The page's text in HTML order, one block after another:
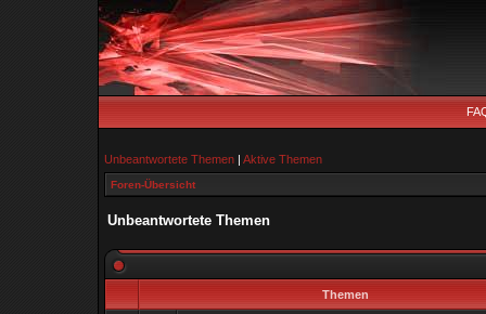
Unbeantwortete Themen | Aktive Themen
Foren-Übersicht
Unbeantwortete Themen
Themen